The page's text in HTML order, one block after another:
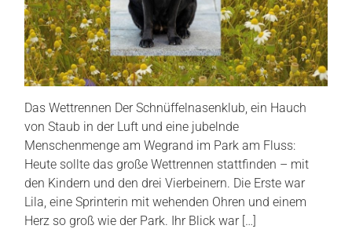
Das Wettrennen Der Schnüffelnasenklub, ein Hauch
von Staub in der Luft und eine jubelnde
Menschenmenge am Wegrand im Park am Fluss:
Heute sollte das große Wettrennen stattfinden – mit
den Kindern und den drei Vierbeinern. Die Erste war
Lila, eine Sprinterin mit wehenden Ohren und einem
Herz so groß wie der Park. Ihr Blick war […]